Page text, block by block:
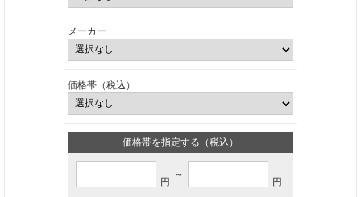
メーカー
価格帯（税込）
価格帯を指定する（税込）
円
～
円